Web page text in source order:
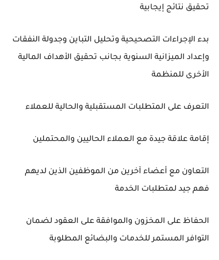
تحقيق نتائج إيجابية
بدء الإجراءات التصحيحية وتحليل التباين وجدولة النفقات
وإعداد الميزانية السنوية بجانب تحقيق الأهداف المالية
الأخرى للمنظمة
التعرف على المتطلبات المستقبلية والحالية للعملاء
إقامة علاقة جيدة مع العملاء الحاليين والمحتملين
التعاون مع أعضاء آخرين من الموظفين الذين لديهم
فهم جيد لمتطلبات الخدمة
الحفاظ على المخزون والموافقة على العقود لضمان
التوافر المستمر للخدمات والبضائع المطلوبة